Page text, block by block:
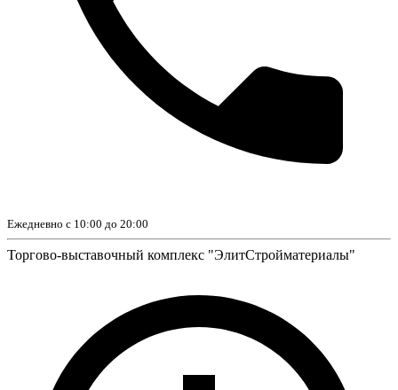
Ежедневно с 10:00 до 20:00
Торгово-выставочный комплекс "ЭлитСтройматериалы"